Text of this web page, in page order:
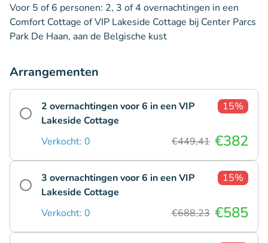
Voor 5 of 6 personen: 2, 3 of 4 overnachtingen in een
Comfort Cottage of VIP Lakeside Cottage bij Center Parcs
Park De Haan, aan de Belgische kust
Arrangementen
2 overnachtingen voor 6 in een VIP
Lakeside Cottage
15%
Verkocht: 0 €449,41 €382
3 overnachtingen voor 6 in een VIP
Lakeside Cottage
15%
Verkocht: 0 €688,23 €585